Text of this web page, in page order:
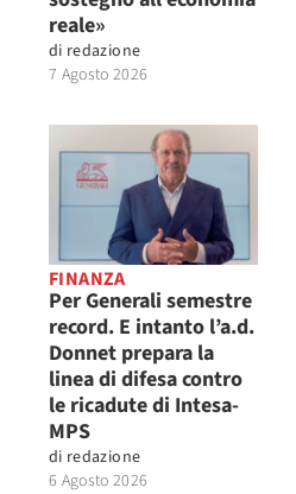
reale»
di redazione
7 Agosto 2026
FINANZA
Per Generali semestre
record. E intanto l’a.d.
Donnet prepara la
linea di difesa contro
le ricadute di Intesa-
MPS
di redazione
6 Agosto 2026